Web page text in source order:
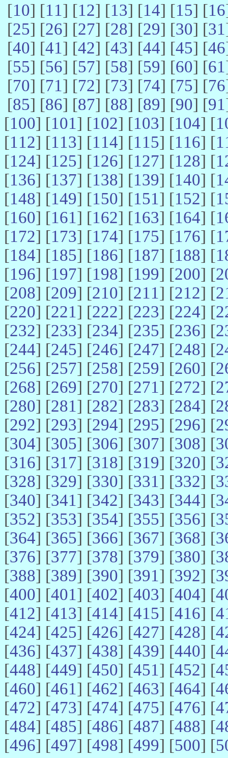
[10] [11] [12] [13] [14] [15] [16
[25] [26] [27] [28] [29] [30] [31
[40] [41] [42] [43] [44] [45] [46
[55] [56] [57] [58] [59] [60] [61
[70] [71] [72] [73] [74] [75] [76
[85] [86] [87] [88] [89] [90] [91
[100] [101] [102] [103] [104] [
[112] [113] [114] [115] [116] [
[124] [125] [126] [127] [128] [
[136] [137] [138] [139] [140] [
[148] [149] [150] [151] [152] [
[160] [161] [162] [163] [164] [
[172] [173] [174] [175] [176] [
[184] [185] [186] [187] [188] [
[196] [197] [198] [199] [200] [
[208] [209] [210] [211] [212] [
[220] [221] [222] [223] [224] [
[232] [233] [234] [235] [236] [
[244] [245] [246] [247] [248] [
[256] [257] [258] [259] [260] [
[268] [269] [270] [271] [272] [
[280] [281] [282] [283] [284] [
[292] [293] [294] [295] [296] [
[304] [305] [306] [307] [308] [
[316] [317] [318] [319] [320] [
[328] [329] [330] [331] [332] [
[340] [341] [342] [343] [344] [
[352] [353] [354] [355] [356] [
[364] [365] [366] [367] [368] [
[376] [377] [378] [379] [380] [
[388] [389] [390] [391] [392] [
[400] [401] [402] [403] [404] [
[412] [413] [414] [415] [416] [
[424] [425] [426] [427] [428] [
[436] [437] [438] [439] [440] [
[448] [449] [450] [451] [452] [
[460] [461] [462] [463] [464] [
[472] [473] [474] [475] [476] [
[484] [485] [486] [487] [488] [
[496] [497] [498] [499] [500] [